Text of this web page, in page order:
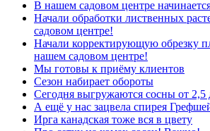
В нашем садовом центре
Начали обработки лиственных
садовом центре!
Начали корректирующую обрезку
нашем садовом центре!
Мы готовы к приёму клиентов
Сезон набирает обороты
Сегодня выгружаются сосны от 2,5
А ещё у нас зацвела спирея
Ирга канадская тоже вся в цвету